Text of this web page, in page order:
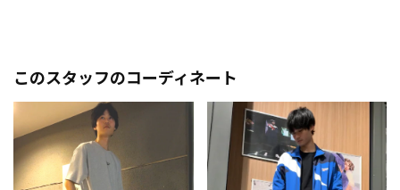
このスタッフのコーディネート